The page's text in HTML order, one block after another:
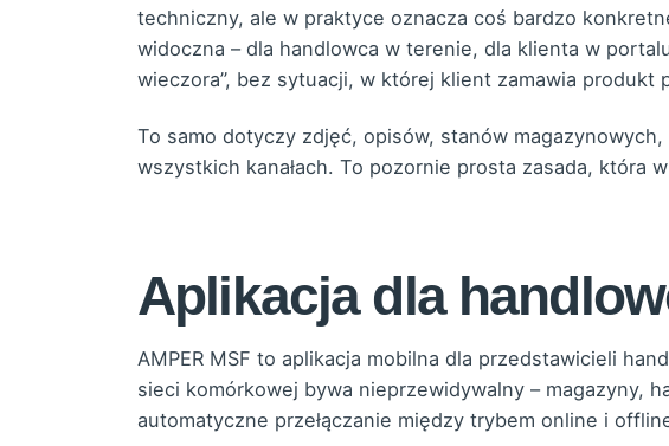
techniczny, ale w praktyce oznacza coś bardzo
widoczna – dla handlowca w terenie, dla klienta w
wieczora”, bez sytuacji, w której klient zamawia produkt
To samo dotyczy zdjęć, opisów, stanów
wszystkich kanałach. To pozornie prosta zasada, która
Aplikacja dla
AMPER MSF to aplikacja mobilna dla przedstawicieli
sieci komórkowej bywa nieprzewidywalny – magazyny,
automatyczne przełączanie między trybem online i